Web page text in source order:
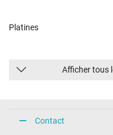
Platines
Afficher tous
Contact